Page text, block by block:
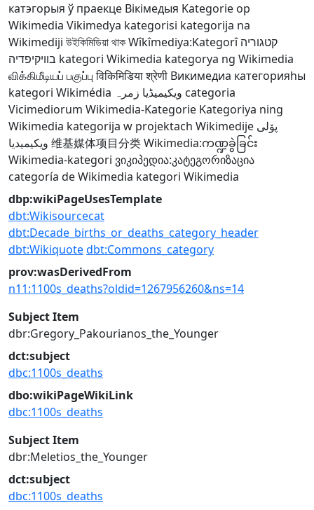
катэгорыя ў праекце Вікімедыя Kategorie op
Wikimedia Vikimedya kategorisi kategorija na
Wikimediji উইকিমিডিয়া থাকWîkîmediya:Kategorî קטגוריה
בוויקיפדיה kategori Wikimedia kategorya ng Wikimedia
விக்கிமீடியப் பகுப்பு विकिमिडिया श्रेणी Викимедиа категорияһы
kategori Wikimédia ویکیمیڈیا زمرہ categoria
Vicimediorum Wikimedia-Kategorie Kategoriya ning
Wikimedia kategorija w projektach Wikimedije پۆلی
ویکیمیدیا 维基媒体项目分类Wikimedia:ကဏ္ဍခွဲခြင်း
Wikimedia-kategori ვიკიპედია:კატეგორიზაცია
categoría de Wikimedia kategori Wikimedia
dbp:wikiPageUsesTemplate
dbt:Wikisourcecat
dbt:Decade_births_or_deaths_category_header
dbt:Wikiquotedbt:Commons_category
prov:wasDerivedFrom
n11:1100s_deaths?oldid=1267956260&ns=14
Subject Item
dbr:Gregory_Pakourianos_the_Younger
dct:subject
dbc:1100s_deaths
dbo:wikiPageWikiLink
dbc:1100s_deaths
Subject Item
dbr:Meletios_the_Younger
dct:subject
dbc:1100s_deaths